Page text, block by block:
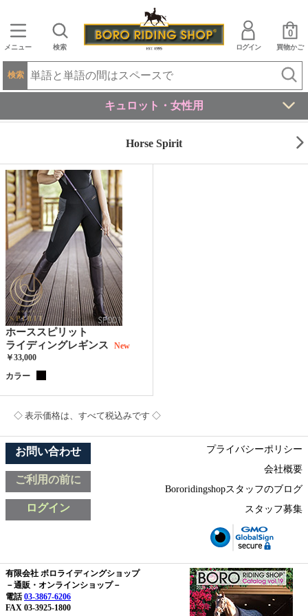
メニュー 検索 ログイン 買物かご
0
検索
キュロット・女性用
Horse Spirit
ホーススピリット
ライディングレギンス
New
￥33,000
カラー
◇ 表示価格は、すべて税込みです ◇
お問い合わせ
ご利用の前に
ログイン
プライバシーポリシー
会社概要
Bororidingshopスタッフのブログ
スタッフ募集
有限会社 ボロライディングショップ
－通販・オンラインショップ－
電話03-3867-6206
FAX 03-3925-1800